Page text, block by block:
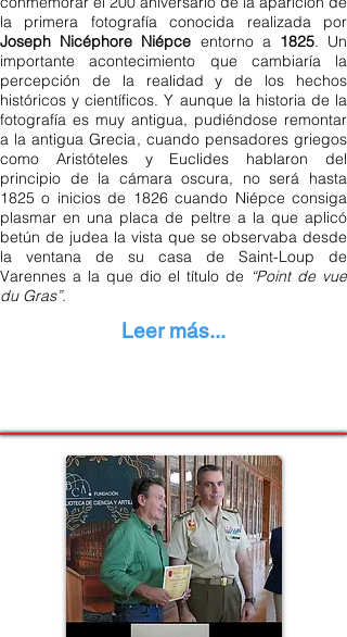
la primera fotografía conocida realizada por
Joseph Nicéphore Niépce entorno a 1825. Un
importante acontecimiento que cambiaría la
percepción de la realidad y de los hechos
históricos y científicos. Y aunque la historia de la
fotografía es muy antigua, pudiéndose remontar
a la antigua Grecia, cuando pensadores griegos
como Aristóteles y Euclides hablaron del
principio de la cámara oscura, no será hasta
1825 o inicios de 1826 cuando Niépce consiga
plasmar en una placa de peltre a la que aplicó
betún de judea la vista que se observaba desde
la ventana de su casa de Saint-Loup de
Varennes a la que dio el título de “Point de vue
du Gras”.
Leer más...